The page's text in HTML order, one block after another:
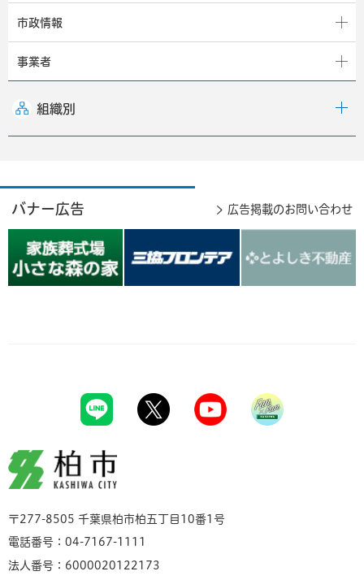
市政情報
事業者
組織別
バナー広告 広告掲載のお問い合わせ
柏市
〒277-8505 千葉県柏市柏五丁目10番1号
電話番号：04-7167-1111
法人番号：6000020122173